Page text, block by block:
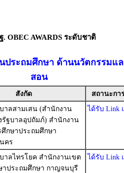
OBEC AWARDS ระดับชาติ
ระถมศึกษา ด้านนวัตกรรมแล
สอน
สังกัด สถานะกา
าลสามเสน (สำนักงาน
รัฐบาลอุปถัมภ์) สำนักงาน
กษาประถมศึกษา
คร
ได้รับ Link
าลไทรโยค สำนักงานเขต
าประถมศึกษา กาญจนบุรี
ได้รับ Link